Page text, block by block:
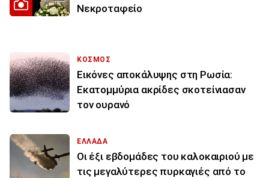
Νεκροταφείο
ΚΟΣΜΟΣ
Εικόνες αποκάλυψης στη Ρωσία:
Εκατομμύρια ακρίδες σκοτείνιασαν
τον ουρανό
ΕΛΛΑΔΑ
Οι έξι εβδομάδες του καλοκαιριού με
τις μεγαλύτερες πυρκαγιές από το